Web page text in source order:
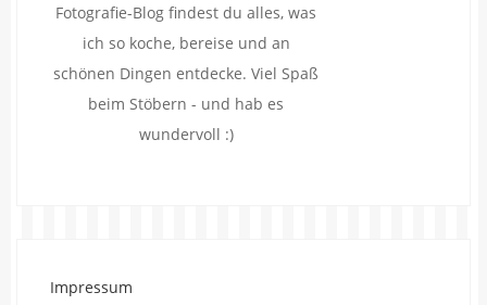
Fotografie-Blog findest du alles, was
ich so koche, bereise und an
schönen Dingen entdecke. Viel Spaß
beim Stöbern - und hab es
wundervoll :)
Impressum